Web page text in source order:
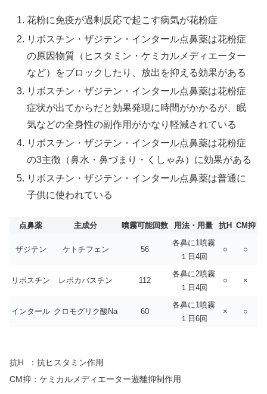
花粉に免疫が過剰反応で起こす病気が花粉症
リボスチン・ザジテン・インタール点鼻薬は花粉症
の原因物質（ヒスタミン・ケミカルメディエーター
など）をブロックしたり、放出を抑える効果がある
リボスチン・ザジテン・インタール点鼻薬は花粉症
症状が出てからだと効果発現に時間がかかるが、眠
気などの全身性の副作用がかなり軽減されている
リボスチン・ザジテン・インタール点鼻薬は花粉症
の3主徴（鼻水・鼻づまり・くしゃみ）に効果がある
リボスチン・ザジテン・インタール点鼻薬は普通に
子供に使われている
点鼻薬 主成分 噴霧可能回数 用法・用量 抗H CM抑
ザジテン ケトチフェン 56
各鼻に1噴霧
１日4回
○ ○
リボスチン レボカバスチン 112
各鼻に2噴霧
１日4回
○ ×
インタール クロモグリク酸Na 60
各鼻に1噴霧
１日6回
× ○
抗H ：抗ヒスタミン作用
CM抑：ケミカルメディエーター遊離抑制作用